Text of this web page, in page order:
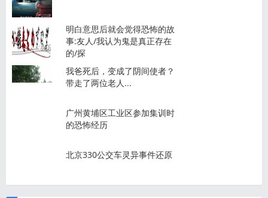
明白意思后就会觉得恐怖的故
事:友人/我认为鬼是真正存在
的/探
我爸死后，变成了阴间使者？
带走了两位老人...
广州黄埔区工业区参加集训时
的恐怖经历
北京330公交车灵异事件还原